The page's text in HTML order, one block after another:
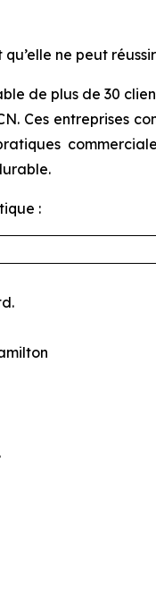
ne peut
de plus de 30
Ces entreprises
: